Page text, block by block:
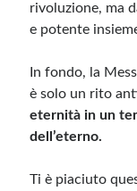
rivoluzione, ma
e potente
In fondo, la
è solo un rito
eternità in un
dell’eterno.
Ti è piaciuto